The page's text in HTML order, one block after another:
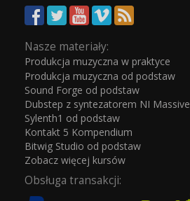
Nasze materiały:
Produkcja muzyczna w praktyce
Produkcja muzyczna od podstaw
Sound Forge od podstaw
Dubstep z syntezatorem NI Massive
Sylenth1 od podstaw
Kontakt 5 Kompendium
Bitwig Studio od podstaw
Zobacz więcej kursów
Obsługa transakcji: